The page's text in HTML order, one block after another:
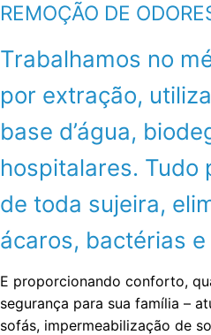
REMOÇÃO DE
Trabalhamos no
por extração,
base d’água,
hospitalares. Tudo
de toda sujeira,
ácaros, bactérias e
E proporcionando conforto,
segurança para sua família –
sofás, impermeabilização de